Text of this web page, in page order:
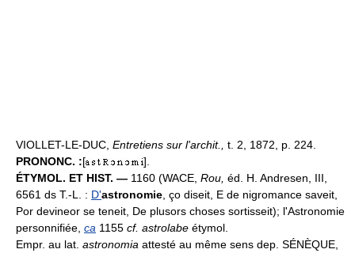
VIOLLET-LE-DUC, Entretiens sur l'archit., t. 2, 1872, p. 224.
PRONONC. :[
].
ÉTYMOL. ET HIST. — 1160 (WACE, Rou, éd. H. Andresen, III,
6561 ds T.-L. : D'astronomie , ço diseit, E de nigromance saveit,
Por devineor se teneit, De plusors choses sortisseit); l'Astronomie
personnifiée, ca 1155 cf. astrolabe étymol.
Empr. au lat. astronomia attesté au même sens dep. SÉNÈQUE,